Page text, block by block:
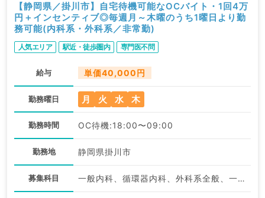
【静岡県／掛川市】自宅待機可能なOCバイト・1回4万
円＋インセンティブ◎毎週月～木曜のうち1曜日より勤
務可能(内科系・外科系／非常勤)
人気エリア 駅近・徒歩圏内 専門医不問
給与 単価40,000円
勤務曜日 月 火 水 木
勤務時間 OC待機:18:00〜09:00
勤務地 静岡県掛川市
募集科目 一般内科、循環器内科、外科系全般、一般外科